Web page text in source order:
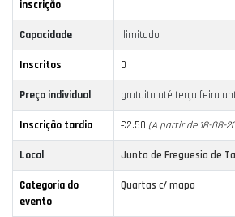
inscrição
Capacidade Ilimitado
Inscritos 0
Preço individual gratuito até terça feira
Inscrição tardia €2.50 (A partir de 18-08-
Local Junta de Freguesia de
Categoria do
evento
Quartas c/ mapa